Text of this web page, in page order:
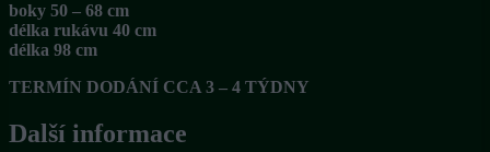
boky 50 – 68 cm
délka rukávu 40 cm
délka 98 cm
TERMÍN DODÁNÍ CCA 3 – 4 TÝDNY
Další informace